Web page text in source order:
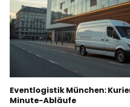
Eventlogistik München:
Minute-Abläufe